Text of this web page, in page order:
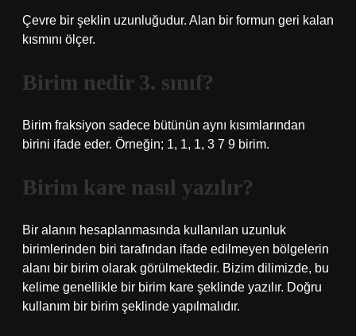
Çevre bir şeklin uzunluğudur. Alan bir formun geri kalan
kısmını ölçer.
Birim nedir 3. sınıf?
Birim fraksiyon sadece bütünün aynı kısımlarından
birini ifade eder. Örneğin; 1, 1, 1, 3 7 9 birim.
Birim kare nasıl yazılır?
Bir alanın hesaplanmasında kullanılan uzunluk
birimlerinden biri tarafından ifade edilmeyen bölgelerin
alanı bir birim olarak görülmektedir. Bizim dilimizde, bu
kelime genellikle bir birim kare şeklinde yazılır. Doğru
kullanım bir birim şeklinde yapılmalıdır.